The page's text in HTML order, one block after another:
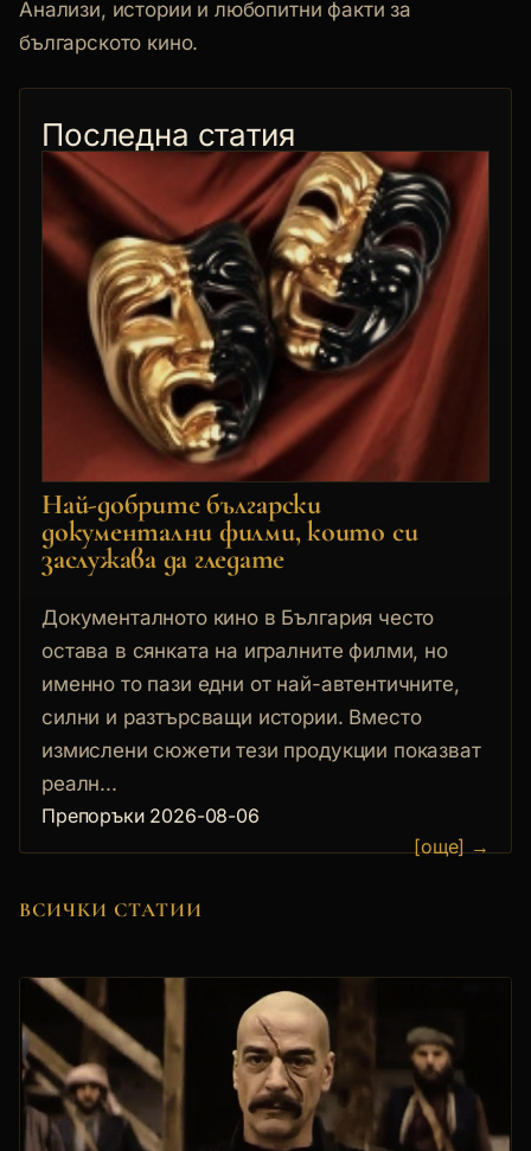
Анализи, истории и любопитни факти за
българското кино.
Последна статия
Най-добрите български
документални филми, които си
заслужава да гледате
Документалното кино в България често
остава в сянката на игралните филми, но
именно то пази едни от най-автентичните,
силни и разтърсващи истории. Вместо
измислени сюжети тези продукции показват
реалн...
Препоръки 2026-08-06
[още] →
ВСИЧКИ СТАТИИ